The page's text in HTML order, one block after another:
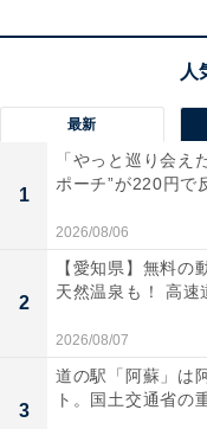
最新
1
「やっと巡り会え
ポーチ”が220円で
2026/08/06
2
【愛知県】無料の
天然温泉も！ 高速
2026/08/07
3
道の駅「阿蘇」は
ト。国土交通省の